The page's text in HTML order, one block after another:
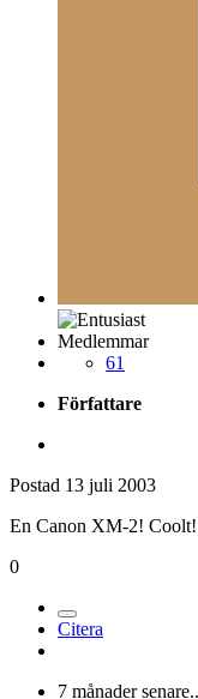
Medlemmar
61
Författare
Postad 13 juli 2003
En Canon XM-2! Coolt!
0
Citera
7 månader